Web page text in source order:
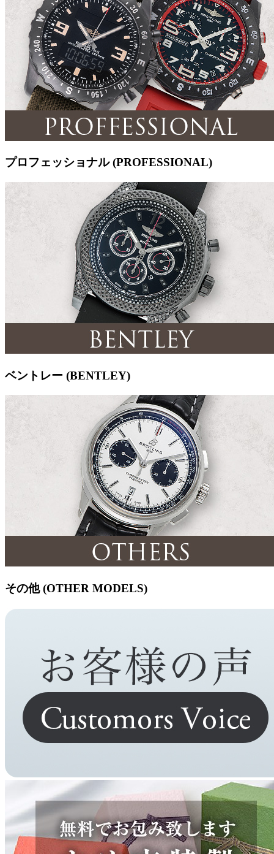
プロフェッショナル (PROFESSIONAL)
ベントレー (BENTLEY)
その他 (OTHER MODELS)